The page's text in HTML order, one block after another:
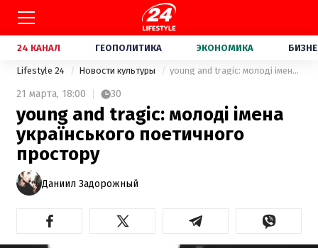
24 КАНАЛ ГЕОПОЛИТИКА ЭКОНОМИКА
Lifestyle 24 Новости культуры young and tragic: молоді імена українського поетичного простору
21 марта, 18:00 30
young and tragic: молоді імена
українського поетичного
простору
Даниил Задорожный